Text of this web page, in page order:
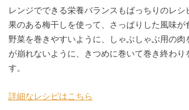
レンジでできる栄養バランスもばっちりのレシ
果のある梅干しを使って、さっぱりした風味が
野菜を巻きやすいように、しゃぶしゃぶ用の肉
が崩れないように、きつめに巻いて巻き終わり
す。
詳細なレシピはこちら